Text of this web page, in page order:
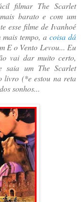
filmar The Scarlet
barato e com um
esse filme de Ivanhoé
mais tempo, acoisa dá
E o Vento Levou... Eu
vai dar muito certo,
saia um The Scarlet
livro (*e estou na reta
sonhos...